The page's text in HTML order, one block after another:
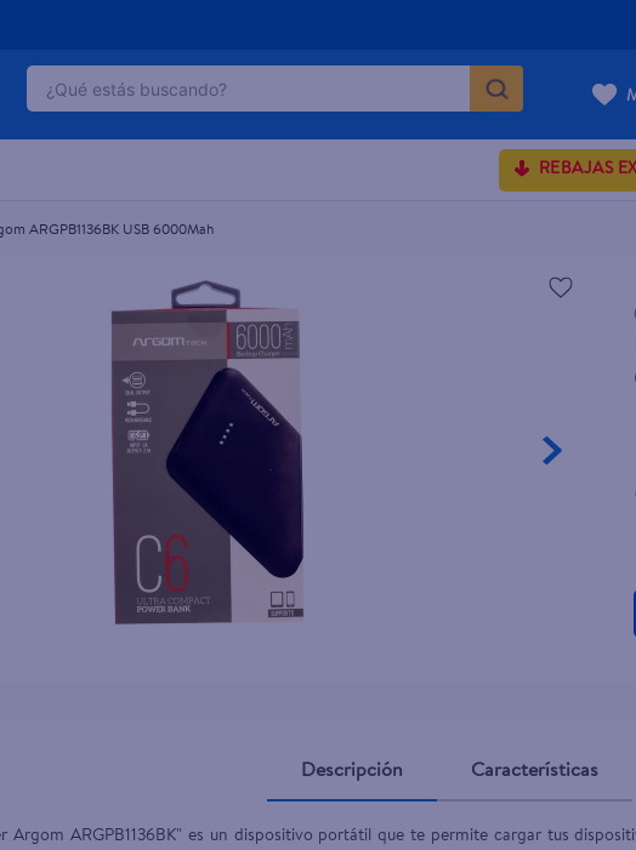
¿Qué estás buscando?
REBAJAS
ARGPB1136BK USB 6000Mah
USB 6000Mah
Descripción Características
Argom ARGPB1136BK" es un dispositivo portátil que te permite cargar tus
TÉRMINOS MÁS BUSCADOS
crema ponds
head and shoulders
herbal rosa
ponds
venus gillette
tip top